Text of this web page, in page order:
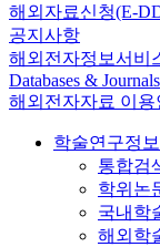
해외자료신청(E-
공지사항
해외전자정보서비
Databases & Journals
해외전자자료 이용
학술연구정
통합검
학위논
국내학
해외학